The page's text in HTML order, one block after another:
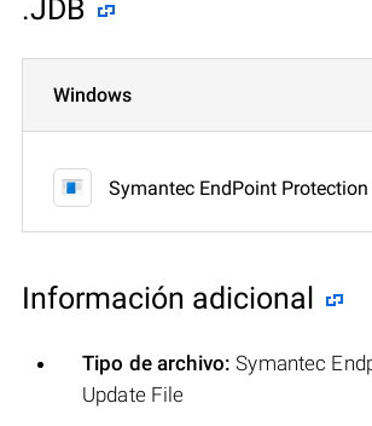
.JDB
Windows
Symantec EndPoint Protection
Información adicional
Tipo de archivo: Symantec
Update File